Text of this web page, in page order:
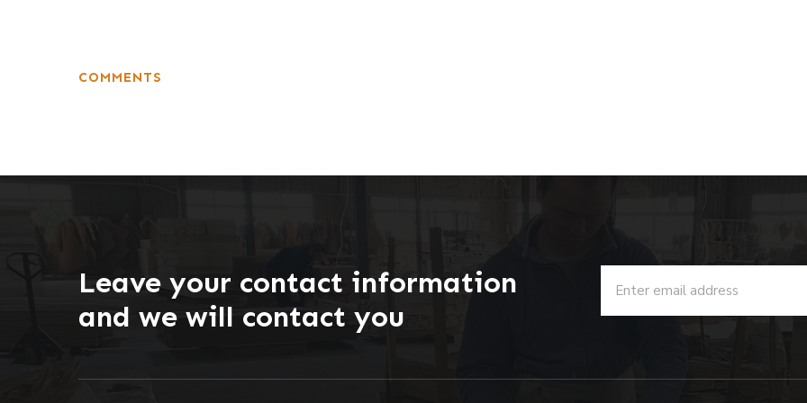
COMMENTS
Leave your contact information
and we will contact you